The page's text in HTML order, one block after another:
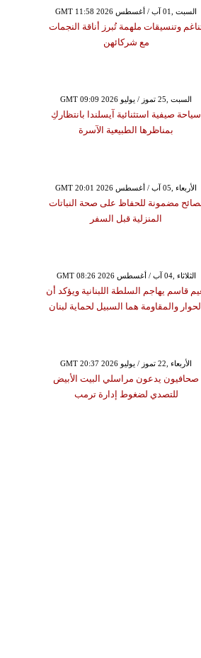
GMT 11:58 2026 السبت ,01 آب / أغسطس
وتنسيقات ملهمة تُبرز أناقة النجمات
مع شركائهن
GMT 09:09 2026 السبت ,25 تموز / يوليو
سياحة صيفية استثنائية آيسلندا بانتظاركِ
بمناظرها الطبيعية الآسرة
GMT 20:01 2026 الأربعاء ,05 آب / أغسطس
مضمونة للحفاظ على صحة النباتات
المنزلية قبل السفر
GMT 08:26 2026 الثلاثاء ,04 آب / أغسطس
قاسم يهاجم السلطة اللبنانية ويؤكد أن
والمقاومة هما السبيل لحماية لبنان
GMT 20:37 2026 الأربعاء ,22 تموز / يوليو
صحافيون يدعون مراسلي البيت الأبيض
للتصدي لضغوط إدارة ترمب